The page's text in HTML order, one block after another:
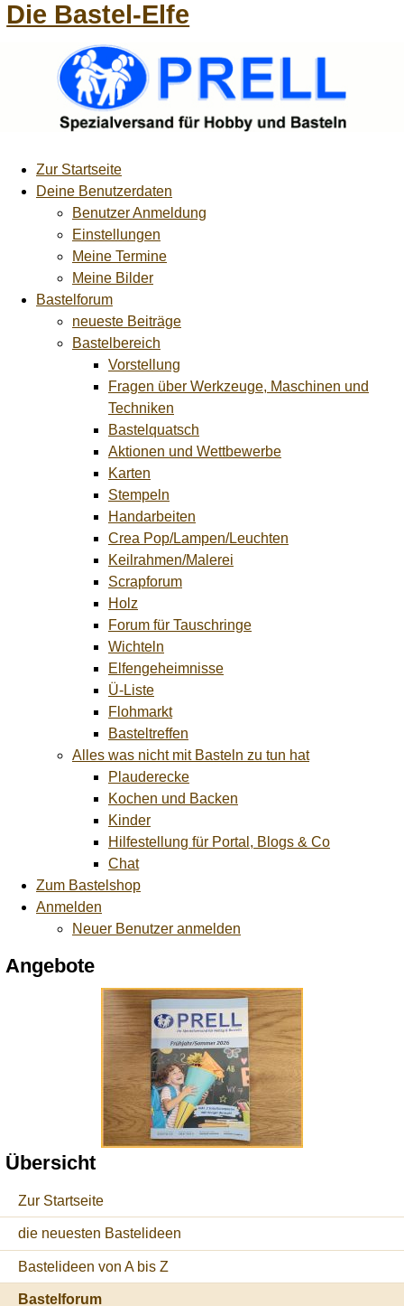
Die Bastel-Elfe
Zur Startseite
Deine Benutzerdaten
Benutzer Anmeldung
Einstellungen
Meine Termine
Meine Bilder
Bastelforum
neueste Beiträge
Bastelbereich
Vorstellung
Fragen über Werkzeuge, Maschinen und
Techniken
Bastelquatsch
Aktionen und Wettbewerbe
Karten
Stempeln
Handarbeiten
Crea Pop/Lampen/Leuchten
Keilrahmen/Malerei
Scrapforum
Holz
Forum für Tauschringe
Wichteln
Elfengeheimnisse
Ü-Liste
Flohmarkt
Basteltreffen
Alles was nicht mit Basteln zu tun hat
Plauderecke
Kochen und Backen
Kinder
Hilfestellung für Portal, Blogs & Co
Chat
Zum Bastelshop
Anmelden
Neuer Benutzer anmelden
Angebote
Übersicht
Zur Startseite
die neuesten Bastelideen
Bastelideen von A bis Z
Bastelforum